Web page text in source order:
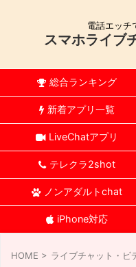
電話エッチ
スマホライブ
総合ランキング
新着アプリ一覧
LiveChatアプリ
テレクラ2shot
ノンアダルトchat
iPhone対応
HOME > ライブチャット・ビ